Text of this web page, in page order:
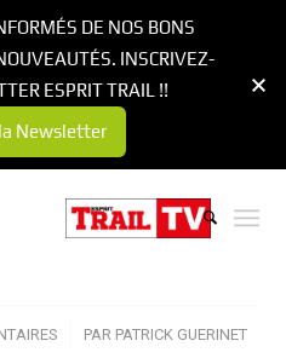
PAR PATRICK GUERINET
DE NOS BONS
INSCRIVEZ-
ESPRIT TRAIL !!
Newsletter